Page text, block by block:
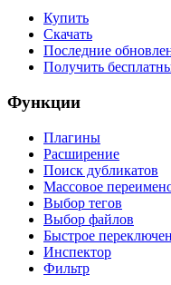
Купить
Скачать
Последние
Получить
Функции
Плагины
Расширение
Поиск дубликатов
Массовое
Выбор тегов
Выбор файлов
Быстрое
Инспектор
Фильтр